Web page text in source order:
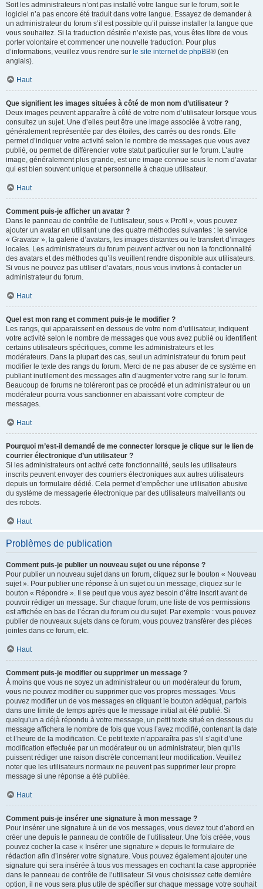
Soit les administrateurs n’ont pas installé votre langue sur le forum, soit le
logiciel n’a pas encore été traduit dans votre langue. Essayez de demander à
un administrateur du forum s’il est possible qu’il puisse installer la langue que
vous souhaitez. Si la traduction désirée n’existe pas, vous êtes libre de vous
porter volontaire et commencer une nouvelle traduction. Pour plus
d’informations, veuillez vous rendre sur le site internet de phpBB® (en
anglais).
Haut
Que signifient les images situées à côté de mon nom d’utilisateur ?
Deux images peuvent apparaître à côté de votre nom d’utilisateur lorsque vous
consultez un sujet. Une d’elles peut être une image associée à votre rang,
généralement représentée par des étoiles, des carrés ou des ronds. Elle
permet d’indiquer votre activité selon le nombre de messages que vous avez
publié, ou permet de différencier votre statut particulier sur le forum. L’autre
image, généralement plus grande, est une image connue sous le nom d’avatar
qui est bien souvent unique et personnelle à chaque utilisateur.
Haut
Comment puis-je afficher un avatar ?
Dans le panneau de contrôle de l’utilisateur, sous « Profil », vous pouvez
ajouter un avatar en utilisant une des quatre méthodes suivantes : le service
« Gravatar », la galerie d’avatars, les images distantes ou le transfert d’images
locales. Les administrateurs du forum peuvent activer ou non la fonctionnalité
des avatars et des méthodes qu’ils veuillent rendre disponible aux utilisateurs.
Si vous ne pouvez pas utiliser d’avatars, nous vous invitons à contacter un
administrateur du forum.
Haut
Quel est mon rang et comment puis-je le modifier ?
Les rangs, qui apparaissent en dessous de votre nom d’utilisateur, indiquent
votre activité selon le nombre de messages que vous avez publié ou identifient
certains utilisateurs spécifiques, comme les administrateurs et les
modérateurs. Dans la plupart des cas, seul un administrateur du forum peut
modifier le texte des rangs du forum. Merci de ne pas abuser de ce système en
publiant inutilement des messages afin d’augmenter votre rang sur le forum.
Beaucoup de forums ne toléreront pas ce procédé et un administrateur ou un
modérateur pourra vous sanctionner en abaissant votre compteur de
messages.
Haut
Pourquoi m’est-il demandé de me connecter lorsque je clique sur le lien de
courrier électronique d’un utilisateur ?
Si les administrateurs ont activé cette fonctionnalité, seuls les utilisateurs
inscrits peuvent envoyer des courriers électroniques aux autres utilisateurs
depuis un formulaire dédié. Cela permet d’empêcher une utilisation abusive
du système de messagerie électronique par des utilisateurs malveillants ou
des robots.
Haut
Problèmes de publication
Comment puis-je publier un nouveau sujet ou une réponse ?
Pour publier un nouveau sujet dans un forum, cliquez sur le bouton « Nouveau
sujet ». Pour publier une réponse à un sujet ou un message, cliquez sur le
bouton « Répondre ». Il se peut que vous ayez besoin d’être inscrit avant de
pouvoir rédiger un message. Sur chaque forum, une liste de vos permissions
est affichée en bas de l’écran du forum ou du sujet. Par exemple : vous pouvez
publier de nouveaux sujets dans ce forum, vous pouvez transférer des pièces
jointes dans ce forum, etc.
Haut
Comment puis-je modifier ou supprimer un message ?
À moins que vous ne soyez un administrateur ou un modérateur du forum,
vous ne pouvez modifier ou supprimer que vos propres messages. Vous
pouvez modifier un de vos messages en cliquant le bouton adéquat, parfois
dans une limite de temps après que le message initial ait été publié. Si
quelqu’un a déjà répondu à votre message, un petit texte situé en dessous du
message affichera le nombre de fois que vous l’avez modifié, contenant la date
et l’heure de la modification. Ce petit texte n’apparaîtra pas s’il s’agit d’une
modification effectuée par un modérateur ou un administrateur, bien qu’ils
puissent rédiger une raison discrète concernant leur modification. Veuillez
noter que les utilisateurs normaux ne peuvent pas supprimer leur propre
message si une réponse a été publiée.
Haut
Comment puis-je insérer une signature à mon message ?
Pour insérer une signature à un de vos messages, vous devez tout d’abord en
créer une depuis le panneau de contrôle de l’utilisateur. Une fois créée, vous
pouvez cocher la case « Insérer une signature » depuis le formulaire de
rédaction afin d’insérer votre signature. Vous pouvez également ajouter une
signature qui sera insérée à tous vos messages en cochant la case appropriée
dans le panneau de contrôle de l’utilisateur. Si vous choisissez cette dernière
option, il ne vous sera plus utile de spécifier sur chaque message votre souhait